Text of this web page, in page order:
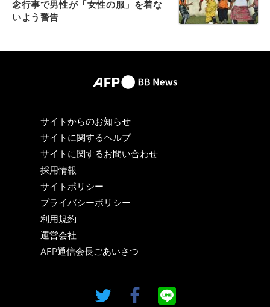
念行事で男性が「女性の服」を着な
いよう警告
サイトからのお知らせ
サイトに関するヘルプ
サイトに関するお問い合わせ
採用情報
サイトポリシー
プライバシーポリシー
利用規約
運営会社
AFP通信会長ごあいさつ